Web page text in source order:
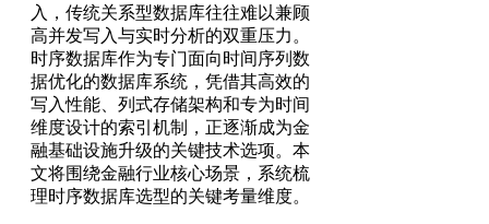
入，传统关系型数据库往往难以兼顾
高并发写入与实时分析的双重压力。
时序数据库作为专门面向时间序列数
据优化的数据库系统，凭借其高效的
写入性能、列式存储架构和专为时间
维度设计的索引机制，正逐渐成为金
融基础设施升级的关键技术选项。本
文将围绕金融行业核心场景，系统梳
理时序数据库选型的关键考量维度。